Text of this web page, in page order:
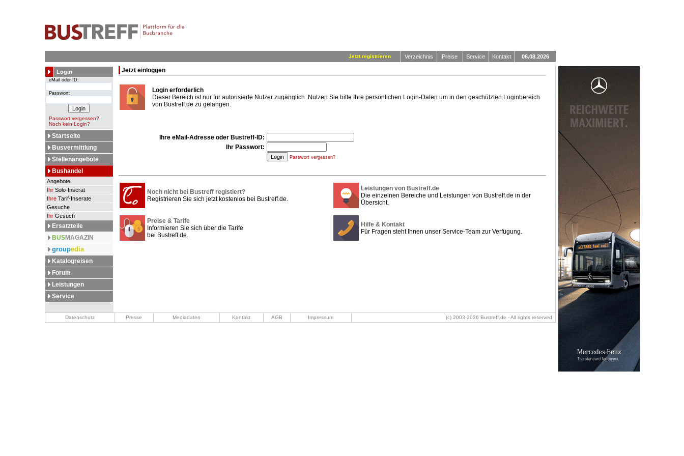
Jetzt registrieren Verzeichnis Preise Service Kontakt 06.08.2026
Login
eMail oder ID:
Passwort:
Passwort vergessen?
Noch kein Login?
Startseite
Busvermittlung
Stellenangebote
Bushandel
Angebote
IhrSolo-Inserat
IhreTarif-Inserate
Gesuche
IhrGesuch
Ersatzteile
BUSMAGAZIN
groupedia
Katalogreisen
Forum
Leistungen
Service
Jetzt einloggen
Login erforderlich
Dieser Bereich ist nur für autorisierte Nutzer zugänglich. Nutzen Sie bitte Ihre persönlichen Login-Daten um in den geschützten Loginbereich
von Bustreff.de zu gelangen.
Ihre eMail-Adresse oder Bustreff-ID:
Ihr Passwort:
Passwort vergessen?
Noch nicht bei Bustreff registiert?
Registrieren Sie sich jetzt kostenlos bei Bustreff.de.
Leistungen von Bustreff.de
Die einzelnen Bereiche und Leistungen von Bustreff.de in der
Übersicht.
Preise & Tarife
Informieren Sie sich über die Tarife
bei Bustreff.de.
Hilfe & Kontakt
Für Fragen steht Ihnen unser Service-Team zur Verfügung.
Datenschutz Presse Mediadaten Kontakt AGB Impressum (c) 2003-2026 Bustreff.de - All rights reserved